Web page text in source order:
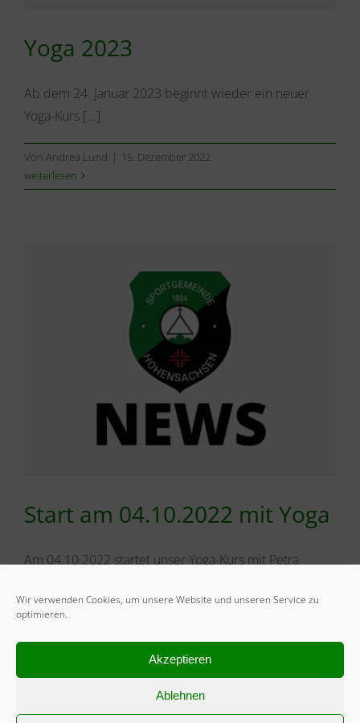
Wir verwenden Cookies, um unsere Website und unseren Service zu
optimieren.
Akzeptieren
Ablehnen
Yoga 2023
Ab dem 24. Januar 2023 beginnt wieder ein neuer
Yoga-Kurs [...]
Von Andrea Lund | 15. Dezember 2022
weiterlesen
Start am 04.10.2022 mit Yoga
Am 04.10.2022 startet unser Yoga-Kurs mit Petra
weiterlesen